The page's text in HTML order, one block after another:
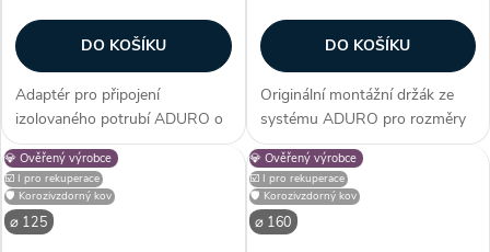
DO KOŠÍKU
Adaptér pro připojení
izolovaného potrubí ADURO o
průměru 200 mm k rekuperační
jednotce s průměrem připojení
180 mm. Adaptér se umisťuje
na vnější stranu hrdla
jednotky....
DO KOŠÍKU
Originální montážní držák ze
systému ADURO pro rozměry
125, 160 a 200 mm. Díky
promyšlenému designu je
instalace komponent ADURO
rychlá a jednoduchá. Držáky lze
zapojit do série...
⌀ 125
💎 Ověřený výrobce
☑️ I pro rekuperace
🛡️ Korozivzdorný kov
💎 Ověřený výrobce
⌀ 160
☑️ I pro rekuperace
🛡️ Korozivzdorný kov